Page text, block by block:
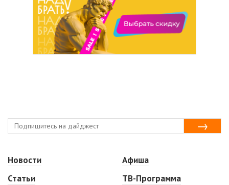
Новости
Статьи
Афиша
ТВ-Программа